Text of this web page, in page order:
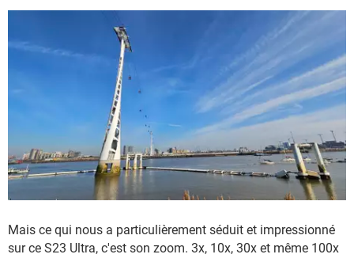
Mais ce qui nous a particulièrement séduit et impressionné
sur ce S23 Ultra, c'est son zoom. 3x, 10x, 30x et même 100x